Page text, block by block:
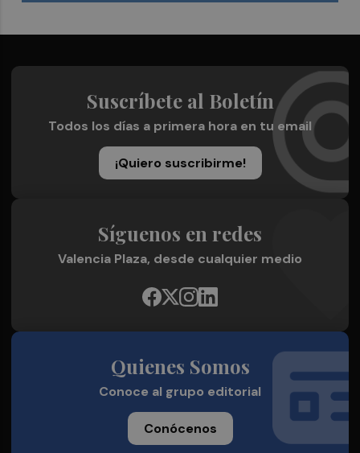
Suscríbete al Boletín
Todos los días a primera hora en tu email
¡Quiero suscribirme!
Síguenos en redes
Valencia Plaza, desde cualquier medio
Quienes Somos
Conoce al grupo editorial
Conócenos